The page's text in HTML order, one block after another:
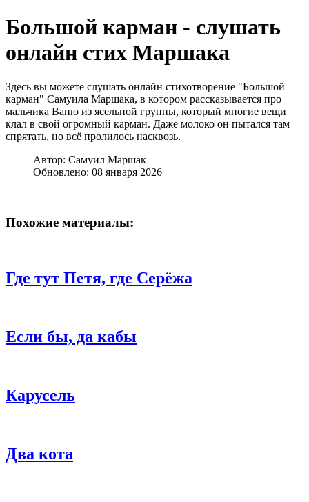
Большой карман - слушать
онлайн стих Маршака
Здесь вы можете слушать онлайн стихотворение "Большой
карман" Самуила Маршака, в котором рассказывается про
мальчика Ваню из ясельной группы, который многие вещи
клал в свой огромный карман. Даже молоко он пытался там
спрятать, но всё пролилось насквозь.
Автор: Самуил Маршак
Обновлено: 08 января 2026
Похожие материалы:
Где тут Петя, где Серёжа
Если бы, да кабы
Карусель
Два кота